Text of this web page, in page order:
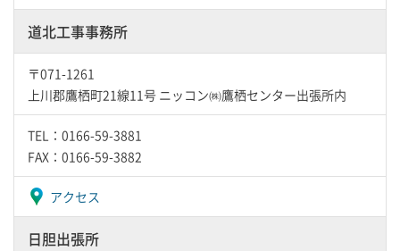
道北工事事務所
〒071-1261
上川郡鷹栖町21線11号 ニッコン㈱鷹栖センター出張所内
TEL：0166-59-3881
FAX：0166-59-3882
アクセス
日胆出張所